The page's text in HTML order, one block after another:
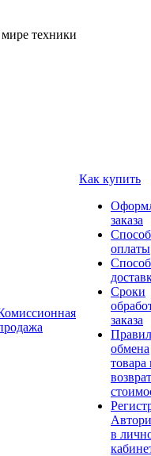
техники
Как купить
заказа
оплаты
Сроки
заказа
обмена
товара
в